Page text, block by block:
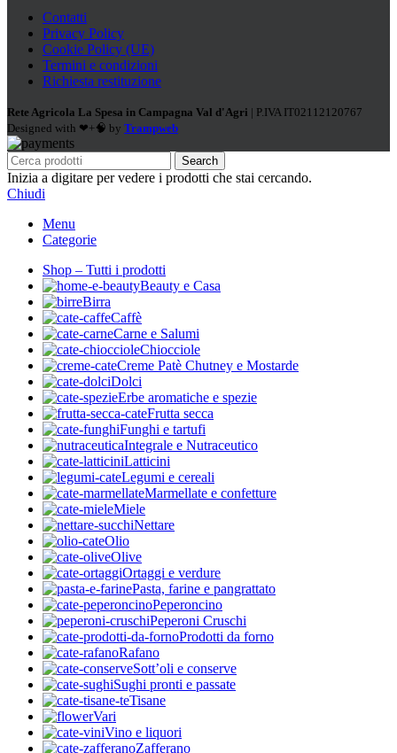
Contatti
Privacy Policy
Cookie Policy (UE)
Termini e condizioni
Richiesta restituzione
Rete Agricola La Spesa in Campagna Val d'Agri | P.IVA IT02112120767
Designed with ❤+🧠 by Trampweb
Search
Inizia a digitare per vedere i prodotti che stai cercando.
Chiudi
Menu
Categorie
Shop – Tutti i prodotti
Beauty e Casa
Birra
Caffè
Carne e Salumi
Chiocciole
Creme Patè Chutney e Mostarde
Dolci
Erbe aromatiche e spezie
Frutta secca
Funghi e tartufi
Integrale e Nutraceutico
Latticini
Legumi e cereali
Marmellate e confetture
Miele
Nettare
Olio
Olive
Ortaggi e verdure
Pasta, farine e pangrattato
Peperoncino
Peperoni Cruschi
Prodotti da forno
Rafano
Sott’oli e conserve
Sughi pronti e passate
Tisane
Vari
Vino e liquori
Zafferano